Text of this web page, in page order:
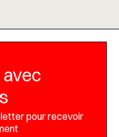
avec
pour recevoir